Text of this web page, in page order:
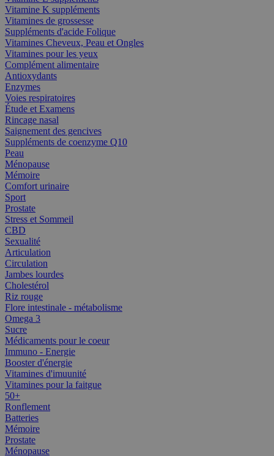
Vitamine K suppléments
Vitamines de grossesse
Suppléments d'acide Folique
Vitamines Cheveux, Peau et Ongles
Vitamines pour les yeux
Complément alimentaire
Antioxydants
Enzymes
Voies respiratoires
Étude et Examens
Rincage nasal
Saignement des gencives
Suppléments de coenzyme Q10
Peau
Ménopause
Mémoire
Comfort urinaire
Sport
Prostate
Stress et Sommeil
CBD
Sexualité
Articulation
Circulation
Jambes lourdes
Cholestérol
Riz rouge
Flore intestinale - métabolisme
Omega 3
Sucre
Médicaments pour le coeur
Immuno - Energie
Booster d'énergie
Vitamines d'imuunité
Vitamines pour la faitgue
50+
Ronflement
Batteries
Mémoire
Prostate
Ménopause